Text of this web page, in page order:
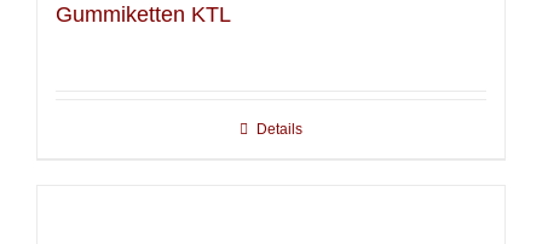
Gummiketten KTL
Details